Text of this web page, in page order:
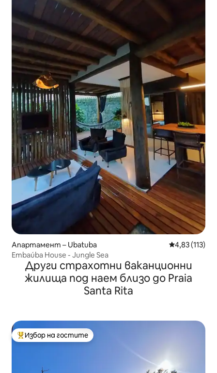
Апартамент – Ubatuba Средна
4,83 (113)
Embaúba House - Jungle Sea
Други страхотни ваканционни
жилища под наем близо до Praia
Santa Rita
Най-популярен избор на гостите
Избор на гостите